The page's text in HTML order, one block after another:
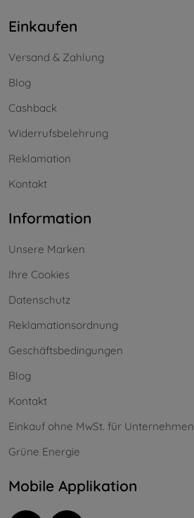
Einkaufen
Versand & Zahlung
Blog
Cashback
Widerrufsbelehrung
Reklamation
Kontakt
Information
Unsere Marken
Ihre Cookies
Datenschutz
Reklamationsordnung
Geschäftsbedingungen
Blog
Kontakt
Einkauf ohne MwSt. für Unternehmen
Grüne Energie
Mobile Applikation